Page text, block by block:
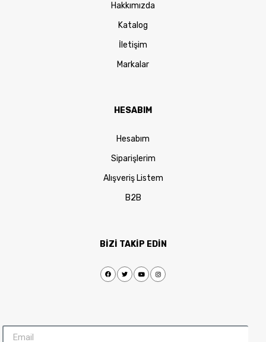
Hakkımızda
Katalog
İletişim
Markalar
HESABIM
Hesabım
Siparişlerim
Alışveriş Listem
B2B
BİZİ TAKİP EDİN